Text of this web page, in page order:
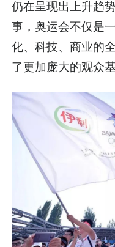
仍在呈现出上升趋
事，奥运会不仅是
化、科技、商业的
了更加庞大的观众